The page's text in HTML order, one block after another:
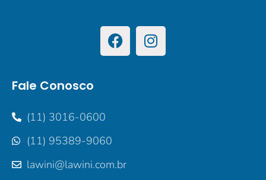
Fale Conosco
(11) 3016-0600
(11) 95389-9060
lawini@lawini.com.br